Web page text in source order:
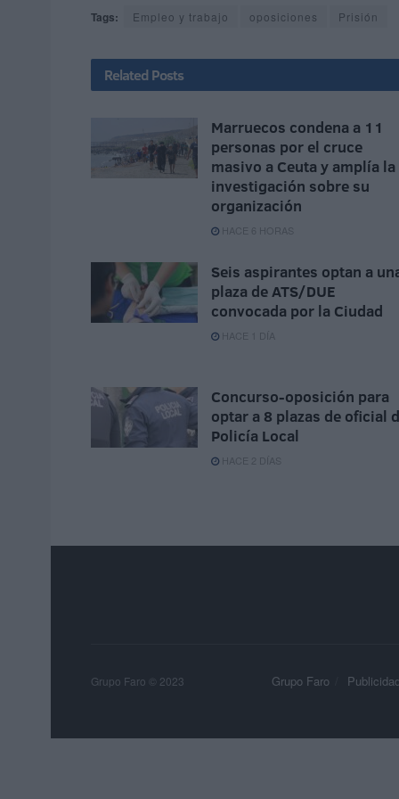
Tags: Empleo y trabajo oposiciones Prisión
Related Posts
Marruecos condena a 11
personas por el cruce
masivo a Ceuta y amplía la
investigación sobre su
organización
HACE 6 HORAS
Seis aspirantes optan a
plaza de ATS/DUE
convocada por la Ciudad
HACE 1 DÍA
Concurso-oposición para
optar a 8 plazas de oficial
Policía Local
HACE 2 DÍAS
Grupo Faro Publicidad
Grupo Faro © 2023